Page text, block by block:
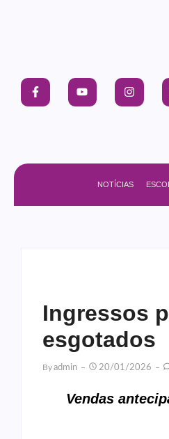
NOTÍCIAS
Ingressos
esgotados
ByAdmin 20/01/2026
Vendas